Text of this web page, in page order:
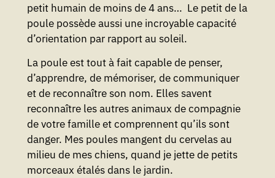
petit humain de moins de 4 ans… Le petit de la
poule possède aussi une incroyable capacité
d’orientation par rapport au soleil.
La poule est tout à fait capable de penser,
d’apprendre, de mémoriser, de communiquer
et de reconnaître son nom. Elles savent
reconnaître les autres animaux de compagnie
de votre famille et comprennent qu’ils sont
danger. Mes poules mangent du cervelas au
milieu de mes chiens, quand je jette de petits
morceaux étalés dans le jardin.